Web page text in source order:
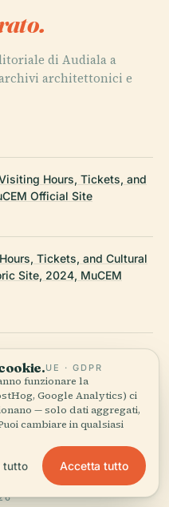
di Audiala a
architettonici e
Hours, Tickets, and
Official Site
Tickets, and Cultural
Site, 2024, MuCEM
Site
dell'Europa e del
UE · GDPR
funzionare la
Google Analytics) ci
— solo dati aggregati,
cambiare in qualsiasi
tutto Accetta tutto